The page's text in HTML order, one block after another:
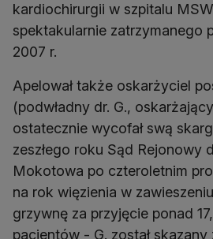
kardiochirurgii w szpitalu
spektakularnie zatrzymanego
2007 r.
Apelował także oskarżyciel
(podwładny dr. G.,
ostatecznie wycofał swą
zeszłego roku Sąd Rejonowy
Mokotowa po czteroletnim
na rok więzienia w
grzywnę za przyjęcie ponad
pacjentów - G. został